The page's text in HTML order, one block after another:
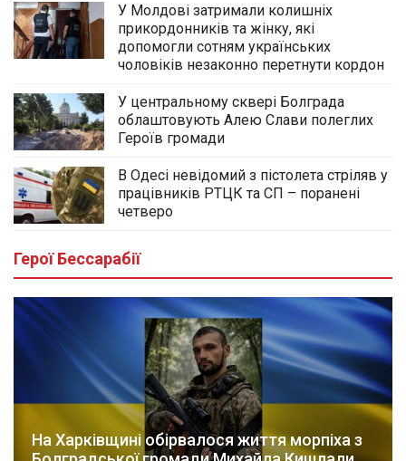
У Молдові затримали колишніх
прикордонників та жінку, які
допомогли сотням українських
чоловіків незаконно перетнути кордон
У центральному сквері Болграда
облаштовують Алею Слави полеглих
Героїв громади
В Одесі невідомий з пістолета стріляв у
працівників РТЦК та СП – поранені
четверо
Герої Бессарабії
На Харківщині обірвалося життя морпіха з